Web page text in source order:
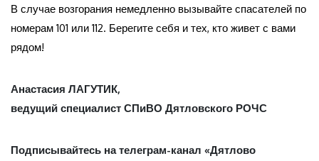
В случае возгорания немедленно вызывайте спасателей по
номерам 101 или 112. Берегите себя и тех, кто живет с вами
рядом!
Анастасия ЛАГУТИК,
ведущий специалист СПиВО Дятловского РОЧС
Подписывайтесь на телеграм-канал «Дятлово